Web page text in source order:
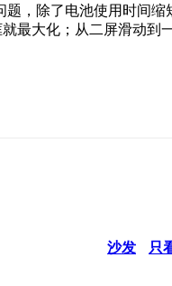
题，除了电池使用时间
就最大化；从二屏滑动
沙发 只